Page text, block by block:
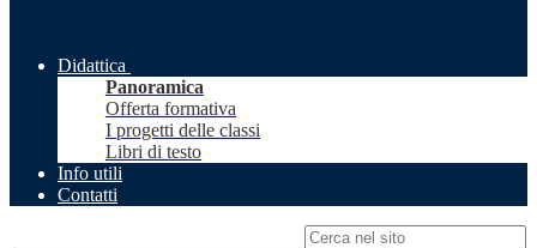
Didattica
Panoramica
Offerta formativa
I progetti delle classi
Libri di testo
Info utili
Contatti